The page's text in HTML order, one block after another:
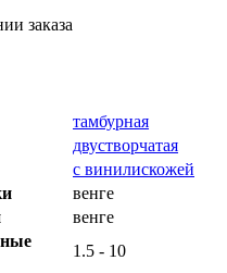
заказа
тамбурная
двустворчатая
с винилискожей
венге
венге
1.5 - 10